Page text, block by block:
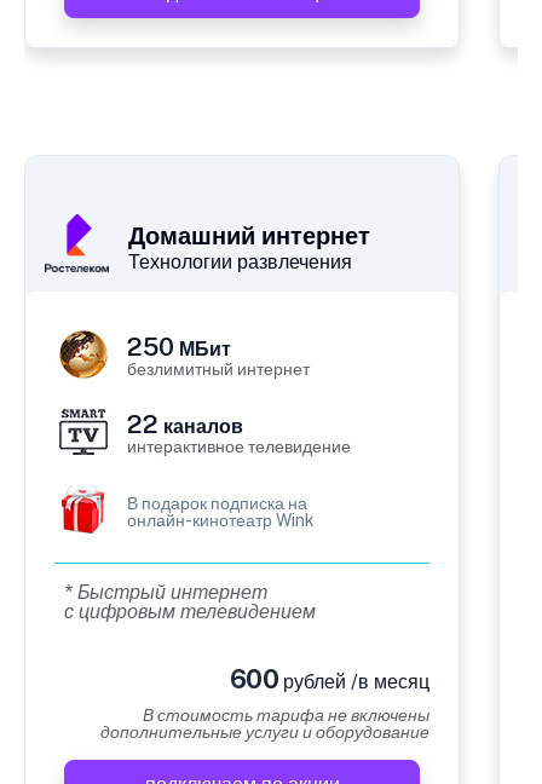
Домашний интернет
Технологии развлечения
250 МБит
безлимитный интернет
22 каналов
интерактивное телевидение
В подарок подписка на
онлайн-кинотеатр Wink
* Быстрый интернет
с цифровым телевидением
600 рублей /в месяц
В стоимость тарифа не включены
дополнительные услуги и оборудование